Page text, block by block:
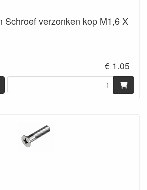
Schroef verzonken kop M1,6 X
€ 1.05